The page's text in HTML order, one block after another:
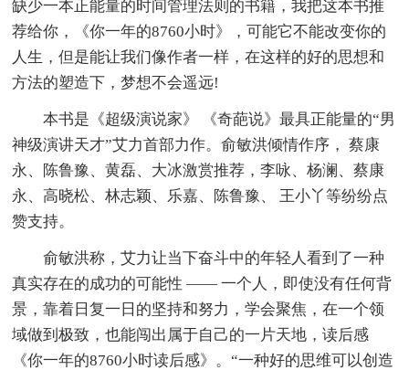
缺少一本正能量的时间管理法则的书籍，我把这本书推
荐给你，《你一年的8760小时》，可能它不能改变你的
人生，但是能让我们像作者一样，在这样的好的思想和
方法的塑造下，梦想不会遥远!
本书是《超级演说家》 《奇葩说》最具正能量的“男
神级演讲天才”艾力首部力作。俞敏洪倾情作序， 蔡康
永、陈鲁豫、黄磊、大冰激赏推荐，李咏、杨澜、蔡康
永、高晓松、林志颖、乐嘉、陈鲁豫、 王小丫等纷纷点
赞支持。
俞敏洪称，艾力让当下奋斗中的年轻人看到了一种
真实存在的成功的可能性 —— 一个人，即使没有任何背
景，靠着日复一日的坚持和努力，学会聚焦，在一个领
域做到极致，也能闯出属于自己的一片天地，读后感
《你一年的8760小时读后感》。“一种好的思维可以创造